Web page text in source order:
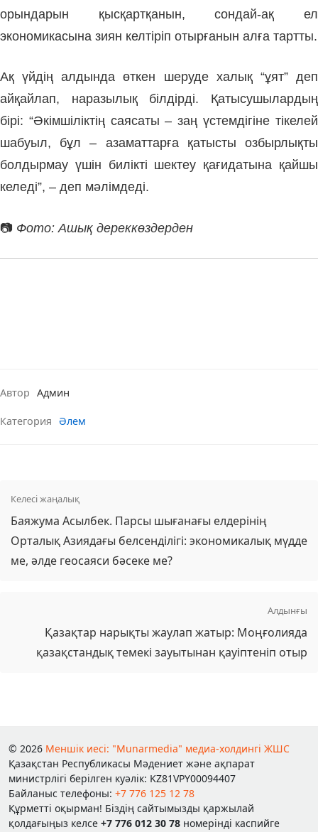
орындарын қысқартқанын, сондай-ақ ел
экономикасына зиян келтіріп отырғанын алға тартты.
Ақ үйдің алдында өткен шеруде халық “ұят” деп
айқайлап, наразылық білдірді. Қатысушылардың
бірі: “Әкімшіліктің саясаты – заң үстемдігіне тікелей
шабуыл, бұл – азаматтарға қатысты озбырлықты
болдырмау үшін билікті шектеу қағидатына қайшы
келеді”, – деп мәлімдеді.
📷 Фото: Ашық дереккөздерден
Автор Админ
Категория Әлем
Келесі жаңалық
Баяжума Асылбек. Парсы шығанағы елдерінің
Орталық Азиядағы белсенділігі: экономикалық мүдде
ме, әлде геосаяси бәсеке ме?
Алдынғы
Қазақтар нарықты жаулап жатыр: Моңғолияда
қазақстандық темекі зауытынан қауіптеніп отыр
© 2026 Меншік иесі: "Munarmedia" медиа-холдингі ЖШС
Қазақстан Республикасы Мәдениет және ақпарат
министрлігі берілген куәлік: KZ81VPY00094407
Байланыс телефоны: +7 776 125 12 78
Құрметті оқырман! Біздің сайтымызды қаржылай
қолдағыңыз келсе +7 776 012 30 78 номерінді каспийге